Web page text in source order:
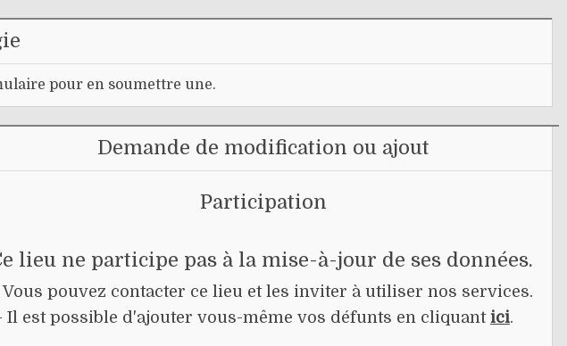
pour en soumettre une.
Demande de modification ou ajout
Participation
lieu ne participe pas à la mise-à-jour de ses données.
Vous pouvez contacter ce lieu et les inviter à utiliser nos services.
Il est possible d'ajouter vous-même vos défunts en cliquant ici.